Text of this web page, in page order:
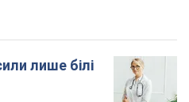
лише білі